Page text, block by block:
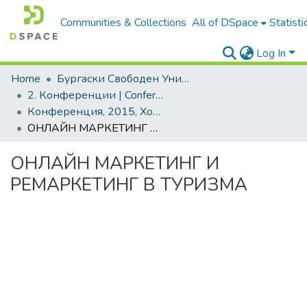
Communities & Collections All of DSpace
Log In
Home
Бургаски Свободен Университет | Burgas Free University
2. Конференции | Conferences
Конференция, 2015, Хоризонти в развитието на човешките ресурси и знанието. Том 1
ОНЛАЙН МАРКЕТИНГ И РЕМАРКЕТИНГ В ТУРИЗМА
ОНЛАЙН МАРКЕТИНГ И
РЕМАРКЕТИНГ В ТУРИЗМА